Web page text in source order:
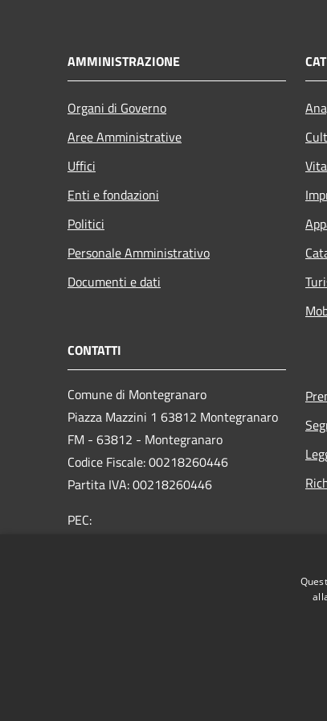
AMMINISTRAZIONE
Organi di Governo
Aree Amministrative
Uffici
Enti e fondazioni
Politici
Personale Amministrativo
Documenti e dati
CONTATTI
Comune di Montegranaro
Piazza Mazzini 1 63812 Montegranaro
FM - 63812 - Montegranaro
Codice Fiscale: 00218260446
Partita IVA: 00218260446
PEC: